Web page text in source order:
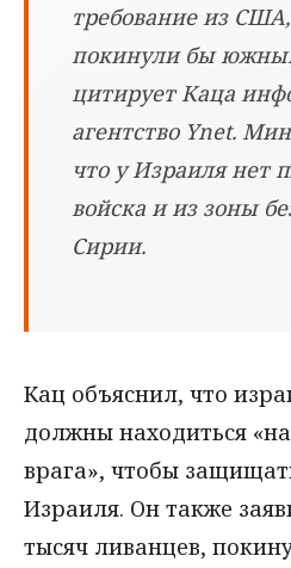
требование из
покинули бы
цитирует Каца
агентство Ynet.
что у Израиля нет
войска и из зоны
Сирии.
Кац объяснил, что
должны находиться
врага», чтобы
Израиля. Он также
тысяч ливанцев,